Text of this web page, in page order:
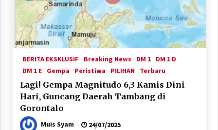
BERITA EKSKLUSIF Breaking News DM 1
DM 1 D
DM 1 E
Gempa Peristiwa PILIHAN Terbaru
Lagi! Gempa Magnitudo 6,3 Kamis Dini
Hari, Guncang Daerah Tambang di
Gorontalo
Muis Syam 24/07/2025